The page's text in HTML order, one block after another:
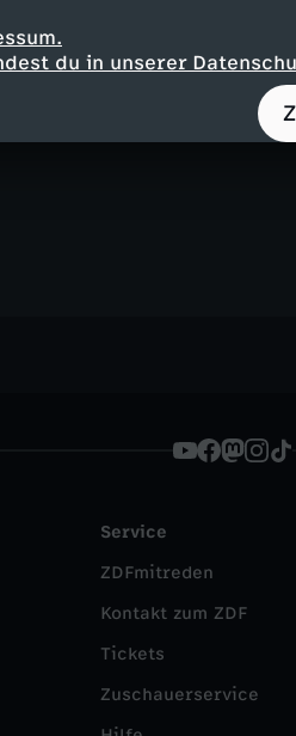
du in unserer
Zahide= Schlechtes
Schaut euch meinen
Service
ZDFmitreden
Kontakt zum ZDF
Tickets
Zuschauerservice